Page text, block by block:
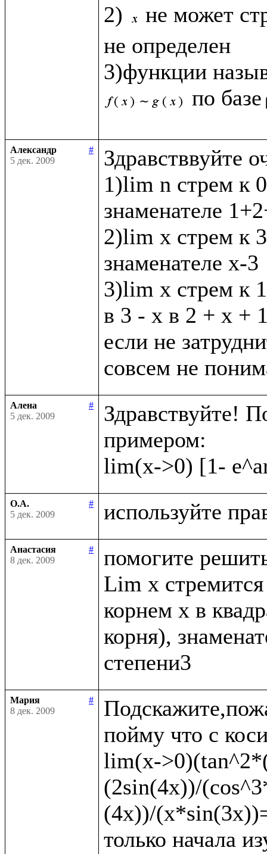
2)
не может
не определен
3)функции
по базе
Александр
#
5 дек. 2009
Здравстввуйте
1)lim n стрем к
знаменателе
2)lim x стрем к
знаменателе х-3
3)lim x стрем к
в 3 - х в 2 + х +
если не
Алена
#
5 дек. 2009
Здравствуйте!
примером:
О.А.
#
5 дек. 2009
Анастасия
#
8 дек. 2009
помогите
Lim x
корнем x в
корня),
Мария
#
8 дек. 2009
пойму что с
lim(x-
(2sin(4x))/
(4x))/
только начала